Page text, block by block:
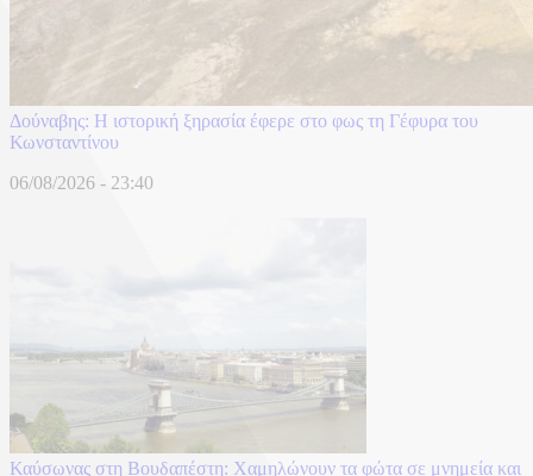
Δούναβης: Η ιστορική ξηρασία έφερε στο φως τη Γέφυρα του
Κωνσταντίνου
06/08/2026 - 23:40
Καύσωνας στη Βουδαπέστη: Χαμηλώνουν τα φώτα σε μνημεία και